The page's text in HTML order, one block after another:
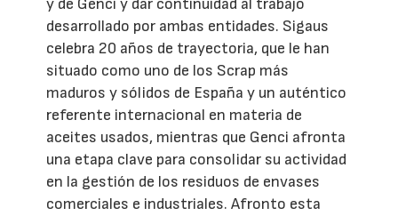
y de Genci y dar continuidad al trabajo
desarrollado por ambas entidades. Sigaus
celebra 20 años de trayectoria, que le han
situado como uno de los Scrap más
maduros y sólidos de España y un auténtico
referente internacional en materia de
aceites usados, mientras que Genci afronta
una etapa clave para consolidar su actividad
en la gestión de los residuos de envases
comerciales e industriales. Afronto esta